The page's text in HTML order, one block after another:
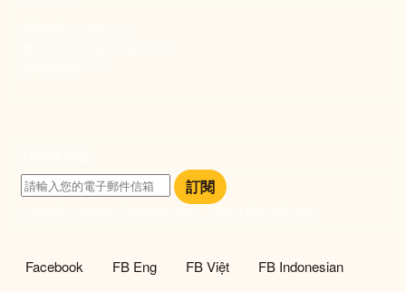
訂閱
社群選單
Facebook FB Eng FB Việt
FB Indonesian